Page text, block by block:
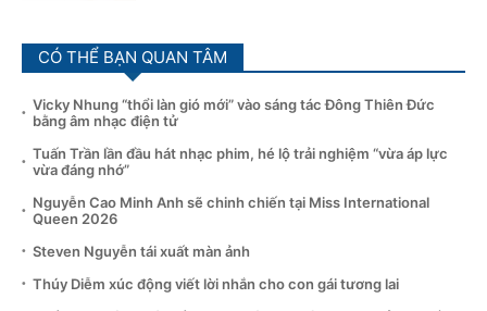
CÓ THỂ BẠN QUAN TÂM
Vicky Nhung “thổi làn gió mới” vào sáng tác Đông Thiên Đức
bằng âm nhạc điện tử
Tuấn Trần lần đầu hát nhạc phim, hé lộ trải nghiệm “vừa áp lực
vừa đáng nhớ”
Nguyễn Cao Minh Anh sẽ chinh chiến tại Miss International
Queen 2026
Steven Nguyễn tái xuất màn ảnh
Thúy Diễm xúc động viết lời nhắn cho con gái tương lai